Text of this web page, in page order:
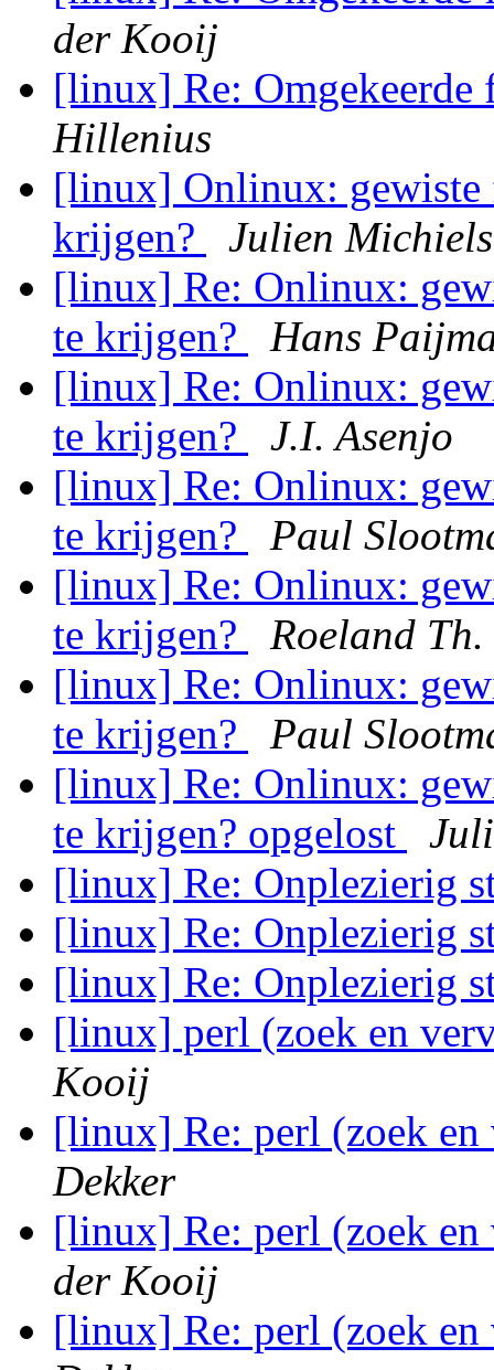
der Kooij
[linux] Re:
Hillenius
[linux] Onlinux: gewiste
krijgen?
Julien
[linux] Re: Onlinux:
te krijgen?
Hans
[linux] Re: Onlinux:
te krijgen?
J.I. Asenjo
[linux] Re: Onlinux:
te krijgen?
Paul
[linux] Re: Onlinux:
te krijgen?
Roeland Th.
[linux] Re: Onlinux:
te krijgen?
Paul
[linux] Re: Onlinux:
te krijgen? opgelost
[linux] Re: Onplezierig
[linux] Re: Onplezierig
[linux] Re: Onplezierig
[linux] perl (zoek en
Kooij
[linux] Re: perl (zoek
Dekker
[linux] Re: perl (zoek
der Kooij
[linux] Re: perl (zoek